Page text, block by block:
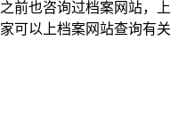
前也咨询过档案网站，上
可以上档案网站查询有关